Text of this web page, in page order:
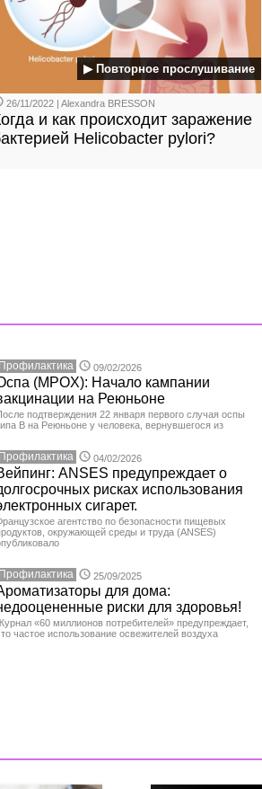
▶ Повторное прослушивание
26/11/2022 | Alexandra BRESSON
и как происходит заражение
Helicobacter pylori?
Профилактика 09/02/2026
(MPOX): Начало кампании
на Реюньоне
подтверждения 22 января первого случая оспы
B на Реюньоне у человека, вернувшегося из
Профилактика 04/02/2026
ANSES предупреждает о
рисках использования
сигарет.
агентство по безопасности пищевых
окружающей среды и труда (ANSES)
Профилактика 25/09/2025
для дома:
риски для здоровья!
«60 миллионов потребителей» предупреждает,
частое использование освежителей воздуха